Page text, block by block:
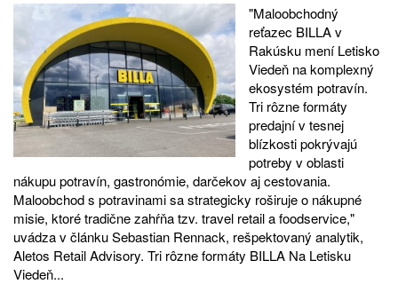
"Maloobchodný
reťazec BILLA v
Rakúsku mení Letisko
Viedeň na komplexný
ekosystém potravín.
Tri rôzne formáty
predajní v tesnej
blízkosti pokrývajú
potreby v oblasti
nákupu potravín, gastronómie, darčekov aj cestovania.
Maloobchod s potravinami sa strategicky roširuje o nákupné
misie, ktoré tradične zahŕňa tzv. travel retail a foodservice,"
uvádza v článku Sebastian Rennack, rešpektovaný analytik,
Aletos Retail Advisory. Tri rôzne formáty BILLA Na Letisku
Viedeň...